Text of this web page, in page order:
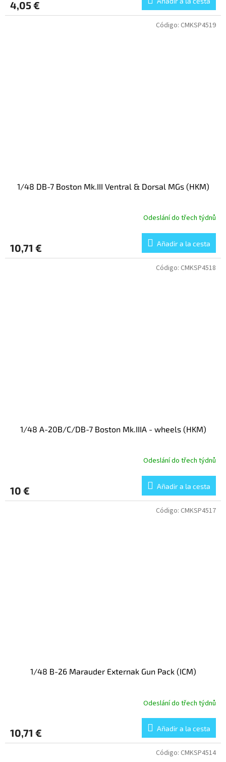
4,05 €
1/48 DB-7 Boston Mk.III Ventral & Dorsal MGs (HKM)
Odeslání do třech týdnů
10,71 € Añadir a la cesta
Código: CMKSP4519
1/48 A-20B/C/DB-7 Boston Mk.IIIA - wheels (HKM)
Odeslání do třech týdnů
10 € Añadir a la cesta
Código: CMKSP4518
1/48 B-26 Marauder Externak Gun Pack (ICM)
Odeslání do třech týdnů
10,71 € Añadir a la cesta
Código: CMKSP4517
Código: CMKSP4514